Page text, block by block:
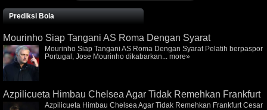
Prediksi Bola
Mourinho Siap Tangani AS Roma Dengan Syarat
Mourinho Siap Tangani AS Roma Dengan Syarat Pelatih berpaspor
Portugal, Jose Mourinho dikabarkan... more»
Azpilicueta Himbau Chelsea Agar Tidak Remehkan Frankfurt
Azpilicueta Himbau Chelsea Agar Tidak Remehkan Frankfurt Cesar